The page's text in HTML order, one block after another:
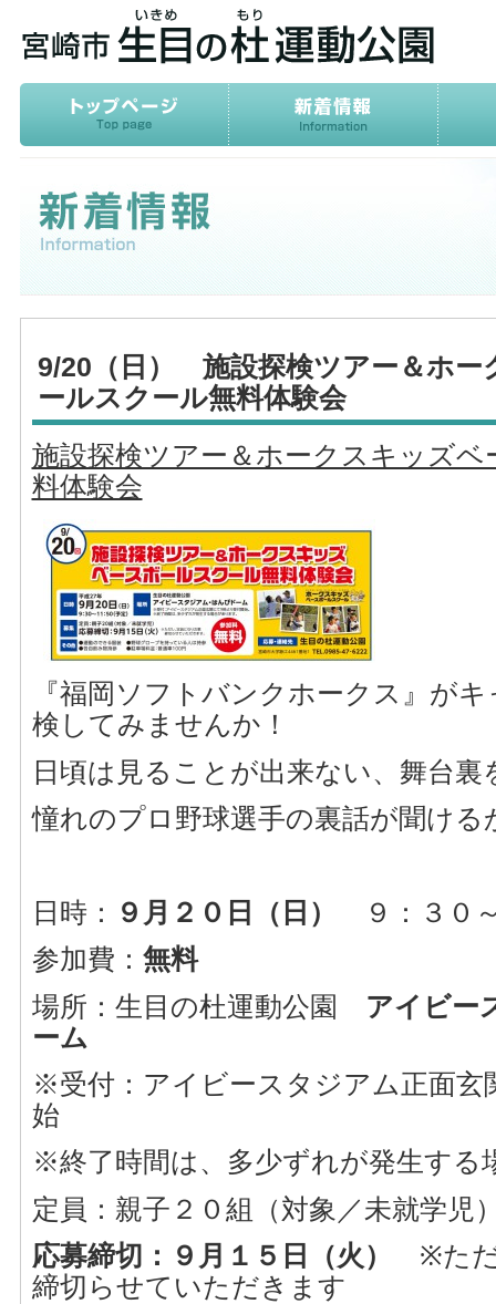
9/20（日） 施設探検ツアー＆ホー
ールスクール無料体験会
施設探検ツアー＆ホークスキッズ
料体験会
『福岡ソフトバンクホークス』が
検してみませんか！
日頃は見ることが出来ない、舞台
憧れのプロ野球選手の裏話が聞ける
日時： ９月２０日（日）
９：３０
参加費： 無料
場所：生目の杜運動公園 アイビー
ーム
※受付：アイビースタジアム正面玄
始
※終了時間は、多少ずれが発生する
定員：親子２０組（対象／未就学児
応募締切：９月１５日（火）
※ただ
締切らせていただきます